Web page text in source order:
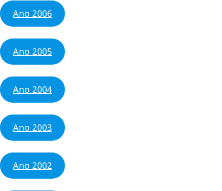
Ano 2006
Ano 2005
Ano 2004
Ano 2003
Ano 2002